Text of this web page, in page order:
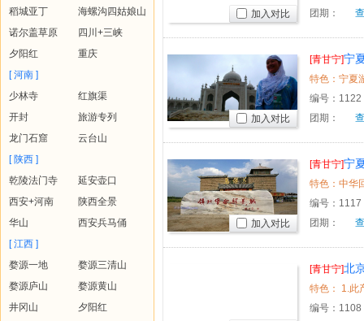
稻城亚丁
海螺沟四姑娘山
诺尔盖草原
四川+三峡
夕阳红
重庆
[ 河南 ]
少林寺
红旗渠
开封
旅游专列
龙门石窟
云台山
[ 陕西 ]
乾陵法门寺
延安壶口
西安+河南
陕西全景
华山
西安兵马俑
[ 江西 ]
婺源一地
婺源三清山
婺源庐山
婺源黄山
井冈山
夕阳红
团期：
加入对比
[青甘宁]宁
编号： 1122
团期：
加入对比
[青甘宁]宁
编号： 1117
团期：
加入对比
[青甘宁]北
编号： 1108